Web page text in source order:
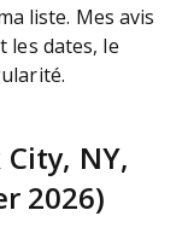
liste. Mes avis
les dates, le
NY,
2026)